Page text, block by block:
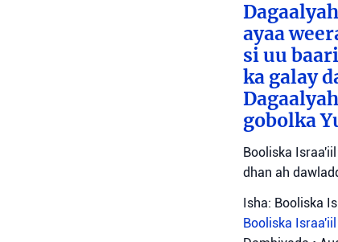
ayaa
si uu
ka galay
gobolka
Booliska
dhan ah
Isha: Booliska
Booliska Israa'iil